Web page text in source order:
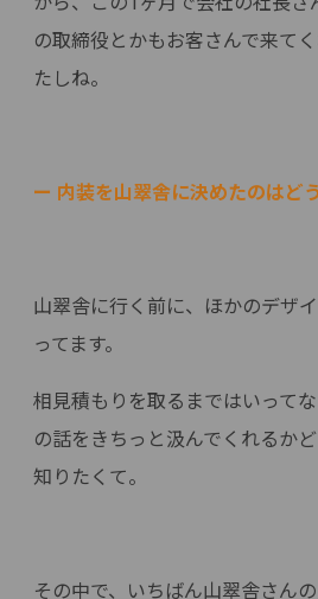
の取締役とかもお客さんで来て
たしね。
ー 内装を山翠舎に決めたのはど
山翠舎に行く前に、ほかのデザ
ってます。
相見積もりを取るまではいって
の話をきちっと汲んでくれるか
知りたくて。
その中で、いちばん山翠舎さん